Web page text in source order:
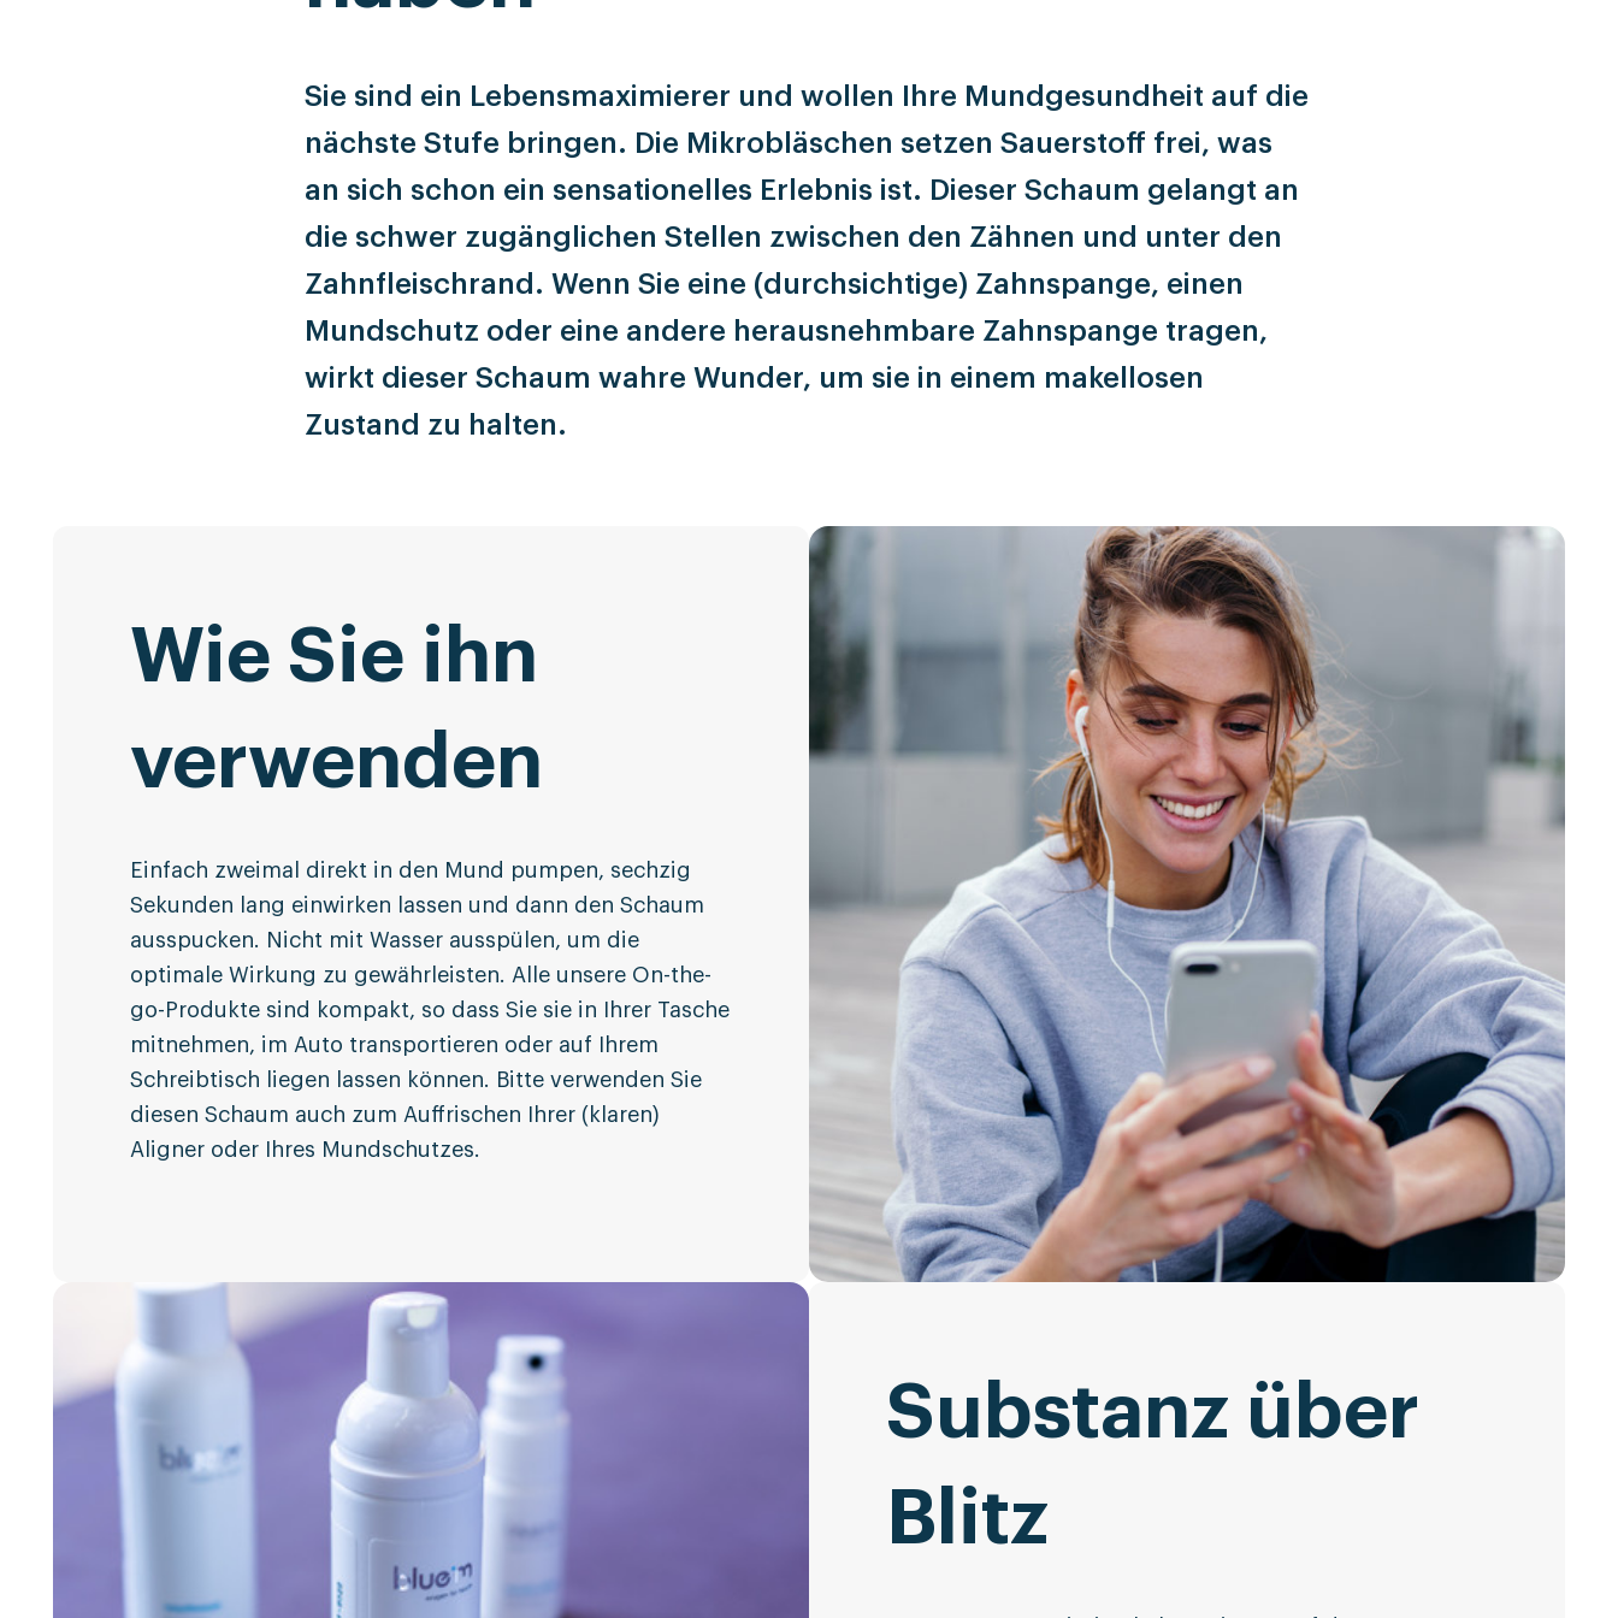
Sie sind ein Lebensmaximierer und wollen Ihre Mundgesundheit auf die
nächste Stufe bringen. Die Mikrobläschen setzen Sauerstoff frei, was
an sich schon ein sensationelles Erlebnis ist. Dieser Schaum gelangt an
die schwer zugänglichen Stellen zwischen den Zähnen und unter den
Zahnfleischrand. Wenn Sie eine (durchsichtige) Zahnspange, einen
Mundschutz oder eine andere herausnehmbare Zahnspange tragen,
wirkt dieser Schaum wahre Wunder, um sie in einem makellosen
Zustand zu halten.
Wie Sie ihn
verwenden
Einfach zweimal direkt in den Mund pumpen, sechzig
Sekunden lang einwirken lassen und dann den Schaum
ausspucken. Nicht mit Wasser ausspülen, um die
optimale Wirkung zu gewährleisten. Alle unsere On-the-
go-Produkte sind kompakt, so dass Sie sie in Ihrer Tasche
mitnehmen, im Auto transportieren oder auf Ihrem
Schreibtisch liegen lassen können. Bitte verwenden Sie
diesen Schaum auch zum Auffrischen Ihrer (klaren)
Aligner oder Ihres Mundschutzes.
Substanz über
Blitz